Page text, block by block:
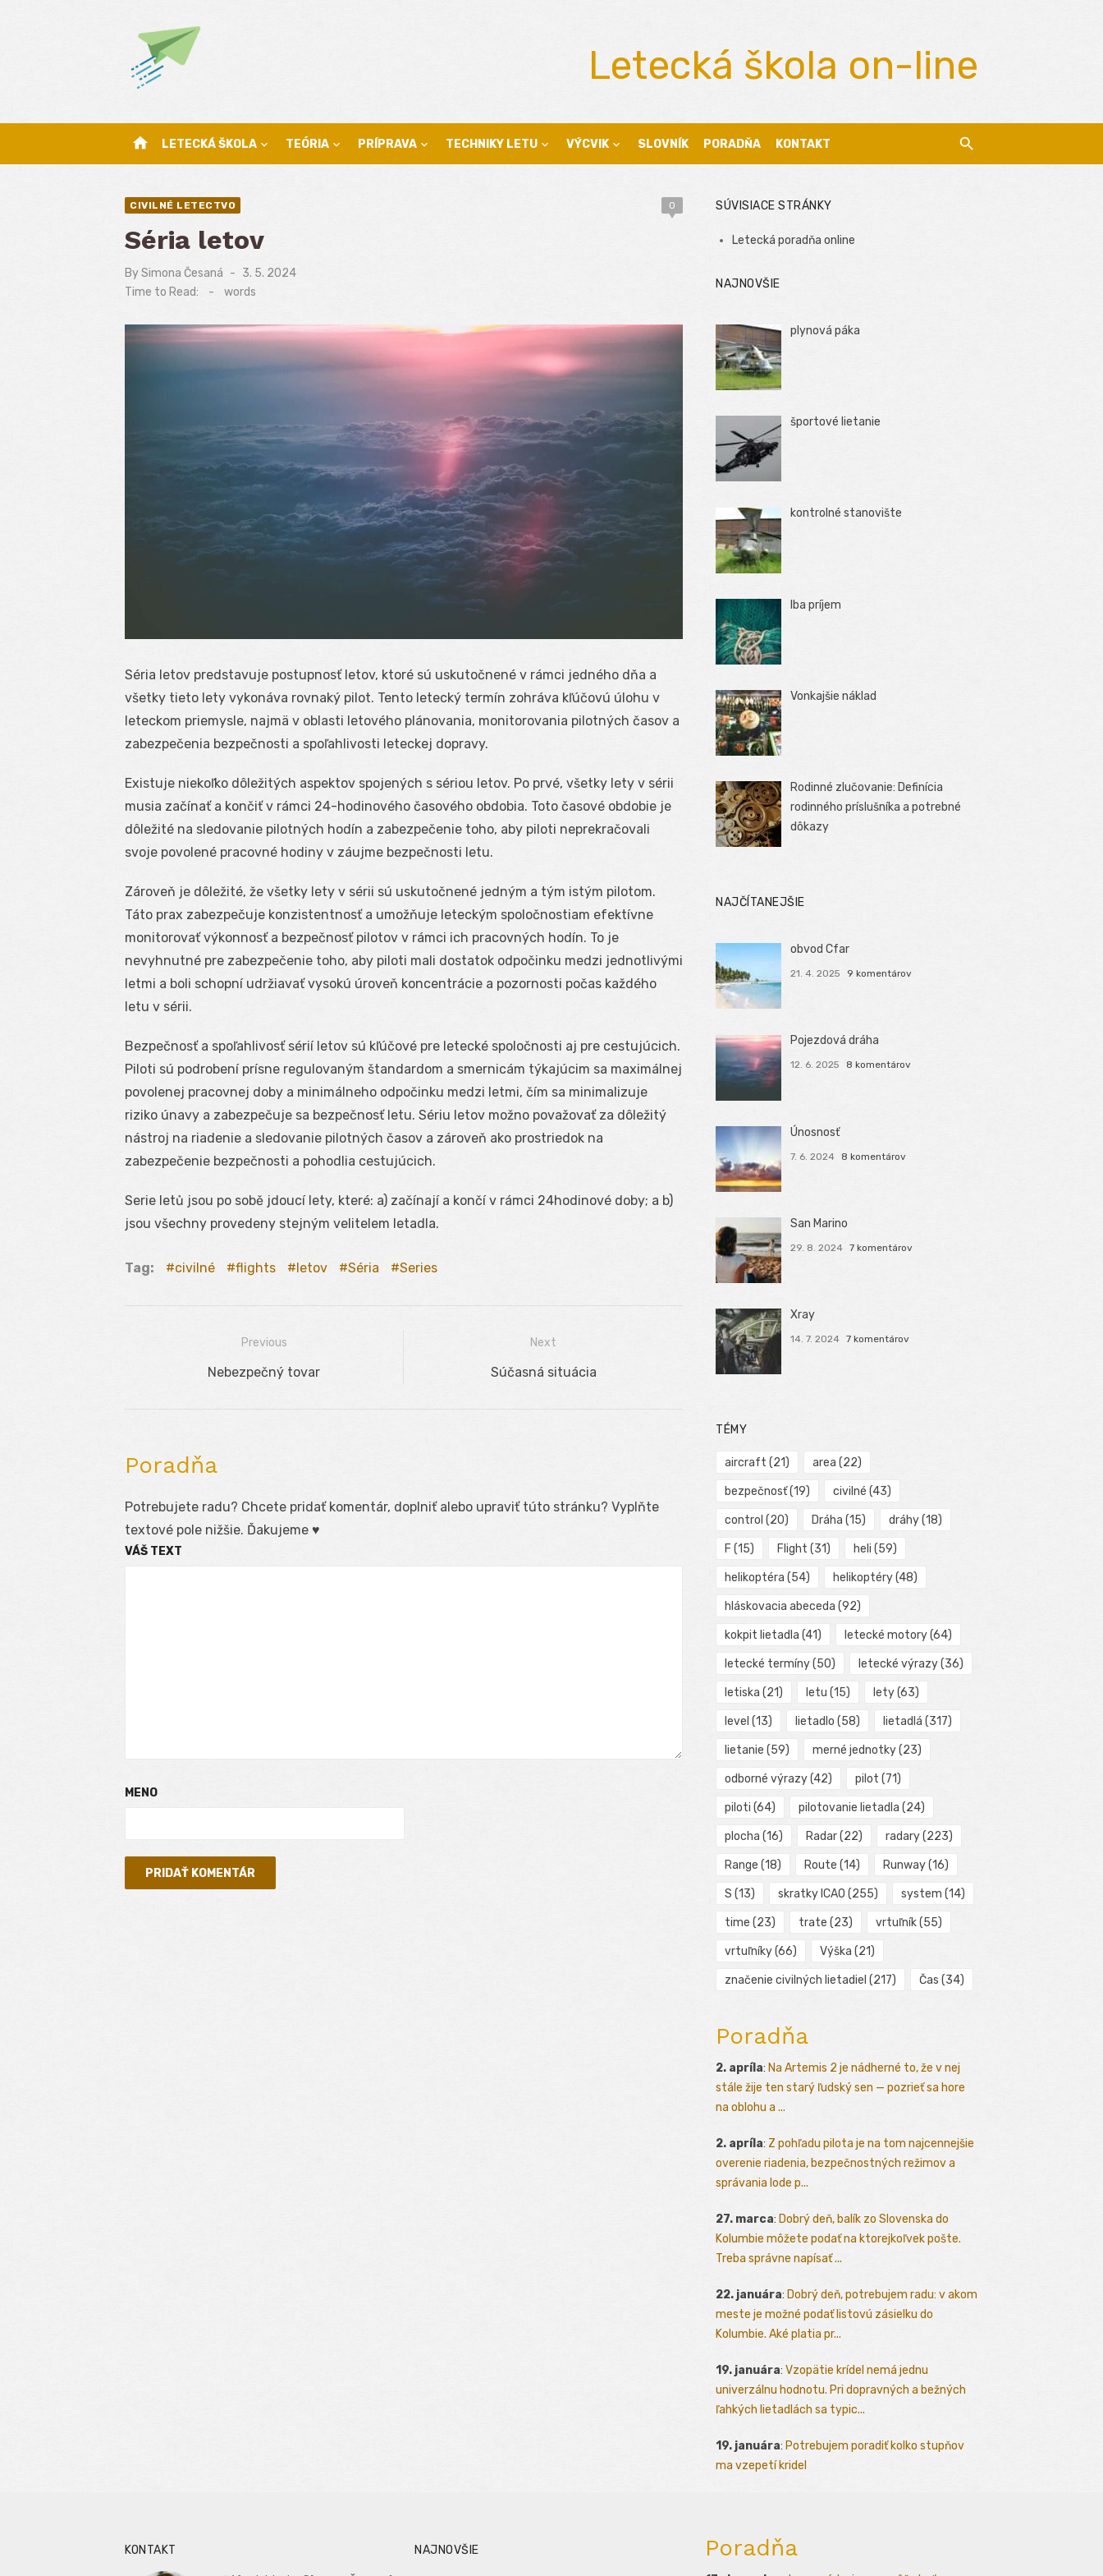
Letecká škola on-line
home LETECKÁ ŠKOLA TEÓRIA PRÍPRAVA TECHNIKY LETU VÝCVIK SLOVNÍK PORADŇA KONTAKT
CIVILNÉ LETECTVO 0
Séria letov
BySimona Česaná
Posted
on
3. 5. 2024
Time to Read:
- words
Séria letov predstavuje postupnosť letov, ktoré sú uskutočnené v rámci jedného dňa a
všetky tieto lety vykonáva rovnaký pilot. Tento letecký termín zohráva kľúčovú úlohu v
leteckom priemysle, najmä v oblasti letového plánovania, monitorovania pilotných časov a
zabezpečenia bezpečnosti a spoľahlivosti leteckej dopravy.
Existuje niekoľko dôležitých aspektov spojených s sériou letov. Po prvé, všetky lety v sérii
musia začínať a končiť v rámci 24-hodinového časového obdobia. Toto časové obdobie je
dôležité na sledovanie pilotných hodín a zabezpečenie toho, aby piloti neprekračovali
svoje povolené pracovné hodiny v záujme bezpečnosti letu.
Zároveň je dôležité, že všetky lety v sérii sú uskutočnené jedným a tým istým pilotom.
Táto prax zabezpečuje konzistentnosť a umožňuje leteckým spoločnostiam efektívne
monitorovať výkonnosť a bezpečnosť pilotov v rámci ich pracovných hodín. To je
nevyhnutné pre zabezpečenie toho, aby piloti mali dostatok odpočinku medzi jednotlivými
letmi a boli schopní udržiavať vysokú úroveň koncentrácie a pozornosti počas každého
letu v sérii.
Bezpečnosť a spoľahlivosť sérií letov sú kľúčové pre letecké spoločnosti aj pre cestujúcich.
Piloti sú podrobení prísne regulovaným štandardom a smernicám týkajúcim sa maximálnej
povolenej pracovnej doby a minimálneho odpočinku medzi letmi, čím sa minimalizuje
riziko únavy a zabezpečuje sa bezpečnosť letu. Sériu letov možno považovať za dôležitý
nástroj na riadenie a sledovanie pilotných časov a zároveň ako prostriedok na
zabezpečenie bezpečnosti a pohodlia cestujúcich.
Serie letů jsou po sobě jdoucí lety, které: a) začínají a končí v rámci 24hodinové doby; a b)
jsou všechny provedeny stejným velitelem letadla.
Tag: civilné flights letov Séria Series
Navigácia
Previous
Previous
Nebezpečný tovar
Next
Next
Súčasná situácia
Poradňa
Potrebujete radu? Chcete pridať komentár, doplniť alebo upraviť túto stránku? Vyplňte
textové pole nižšie. Ďakujeme ♥
VÁŠ TEXT
MENO
SÚVISIACE STRÁNKY
Letecká poradňa online
NAJNOVŠIE
plynová páka
športové lietanie
kontrolné stanovište
Iba príjem
Vonkajšie náklad
Rodinné zlučovanie: Definícia
rodinného príslušníka a potrebné
dôkazy
NAJČÍTANEJŠIE
obvod Cfar
21. 4. 2025 9 komentárov
Pojezdová dráha
12. 6. 2025 8 komentárov
Únosnosť
7. 6. 2024 8 komentárov
San Marino
29. 8. 2024 7 komentárov
Xray
14. 7. 2024 7 komentárov
TÉMY
aircraft (21) area (22)
bezpečnosť(19) civilné (43)
control (20) Dráha (15) dráhy(18)
F (15) Flight (31) heli (59)
helikoptéra (54) helikoptéry(48)
hláskovacia abeceda (92)
kokpit lietadla (41) letecké motory(64)
letecké termíny(50) letecké výrazy(36)
letiska (21) letu (15) lety(63)
level (13) lietadlo (58) lietadlá (317)
lietanie (59) merné jednotky(23)
odborné výrazy(42) pilot (71)
piloti (64) pilotovanie lietadla (24)
plocha (16) Radar(22) radary(223)
Range (18) Route (14) Runway(16)
S (13) skratky ICAO (255) system (14)
time (23) trate (23) vrtuľník(55)
vrtuľníky(66) Výška (21)
značenie civilných lietadiel (217) Čas (34)
Poradňa
2. apríla: Na Artemis 2 je nádherné to, že v nej
stále žije ten starý ľudský sen — pozrieť sa hore
na oblohu a ...
2. apríla: Z pohľadu pilota je na tom najcennejšie
overenie riadenia, bezpečnostných režimov a
správania lode p...
27. marca: Dobrý deň, balík zo Slovenska do
Kolumbie môžete podať na ktorejkoľvek pošte.
Treba správne napísať ...
22. januára: Dobrý deň, potrebujem radu: v akom
meste je možné podať listovú zásielku do
Kolumbie. Aké platia pr...
19. januára: Vzopätie krídel nemá jednu
univerzálnu hodnotu. Pri dopravných a bežných
ľahkých lietadlách sa typic...
19. januára: Potrebujem poradiť kolko stupňov
ma vzepetí kridel
KONTAKT NAJNOVŠIE Poradňa